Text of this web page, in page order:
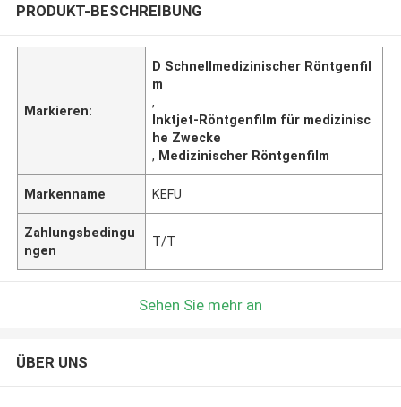
PRODUKT-BESCHREIBUNG
Markieren:
D Schnellmedizinischer Röntgenfil
m
,
Inktjet-Röntgenfilm für medizinisc
he Zwecke
, Medizinischer Röntgenfilm
Markenname KEFU
Zahlungsbedingu
ngen
T/T
Sehen Sie mehr an
ÜBER UNS